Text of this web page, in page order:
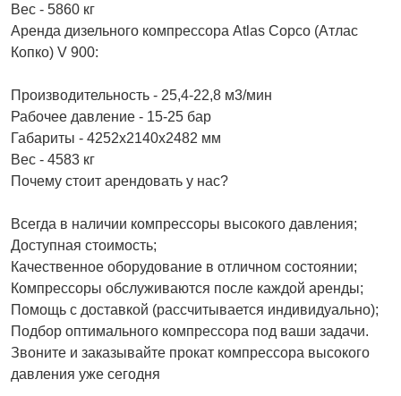
Вес - 5860 кг
Аренда дизельного компрессора Аtlаs Сорсо (Атлас
Копко) V 900:
Производительность - 25,4-22,8 м3/мин
Рабочее давление - 15-25 бар
Габариты - 4252х2140х2482 мм
Вес - 4583 кг
Почему стоит арендовать у нас?
Всегда в наличии компрессоры высокого давления;
Доступная стоимость;
Качественное оборудование в отличном состоянии;
Компрессоры обслуживаются после каждой аренды;
Помощь с доставкой (рассчитывается индивидуально);
Подбор оптимального компрессора под ваши задачи.
Звоните и заказывайте прокат компрессора высокого
давления уже сегодня